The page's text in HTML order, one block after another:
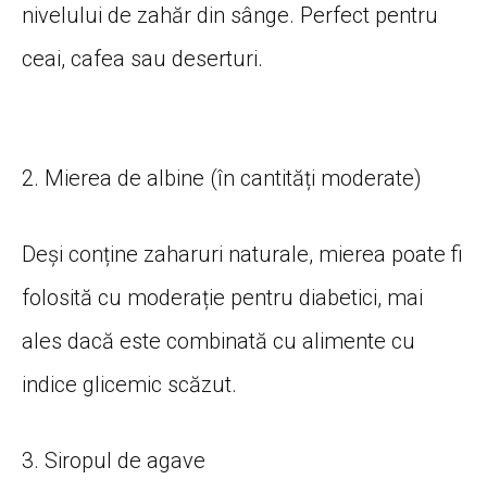
nivelului de zahăr din sânge. Perfect pentru
ceai, cafea sau deserturi.
2. Mierea de albine (în cantități moderate)
Deși conține zaharuri naturale, mierea poate fi
folosită cu moderație pentru diabetici, mai
ales dacă este combinată cu alimente cu
indice glicemic scăzut.
3. Siropul de agave